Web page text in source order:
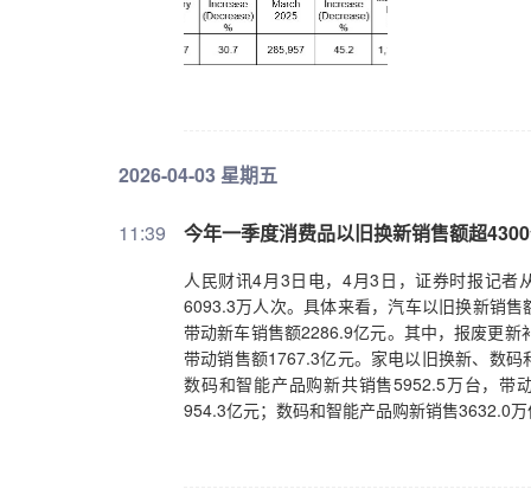
2026-04-03 星期五
11:39 今年一季度消费品以旧换新销售额超
人民财讯4月3日电，4月3日，证券时报记者
6093.3万人次。具体来看，汽车以旧换新销
带动新车销售额2286.9亿元。其中，报废更
带动销售额1767.3亿元。家电以旧换新、数
数码和智能产品购新共销售5952.5万台，带
954.3亿元；数码和智能产品购新销售3632.0